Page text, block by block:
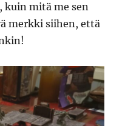
kuin mitä me sen
merkki siihen, että